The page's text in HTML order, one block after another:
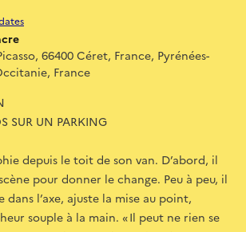
66400 Céret, France, Pyrénées-
France
SUR UN PARKING
depuis le toit de son van. D’abord, il
pour donner le change. Peu à peu, il
l’axe, ajuste la mise au point,
souple à la main. « Il peut ne rien se